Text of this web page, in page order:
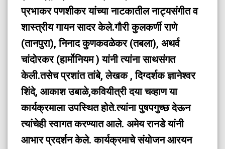
प्रभाकर पणशीकर यांच्या नाटकातील नाट्यसंगीत व
शास्त्रीय गायन सादर केले.गौरी कुलकर्णी राणे
(तानपुरा), निनाद कुणकवळेकर (तबला), अथर्व
चांदोरकर (हार्मोनियम ) यांनी त्यांना साथसंगत
केली.तसेच प्रशांत तांबे, लेखक , दिग्दर्शक ज्ञानेश्वर
शिंदे, आकाश उबाळे,कवियीत्री दया चव्हाण या
कार्यक्रमाला उपस्थित होते.त्यांना पुषपगुच्छ देऊन
त्यांचेही स्वागत करण्यात आले.अमेय रानडे यांनी
आभार प्रदर्शन केले.कार्यक्रमाचे संयोजन आरयन